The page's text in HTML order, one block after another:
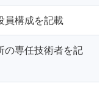
員構成を記載
の専任技術者を記